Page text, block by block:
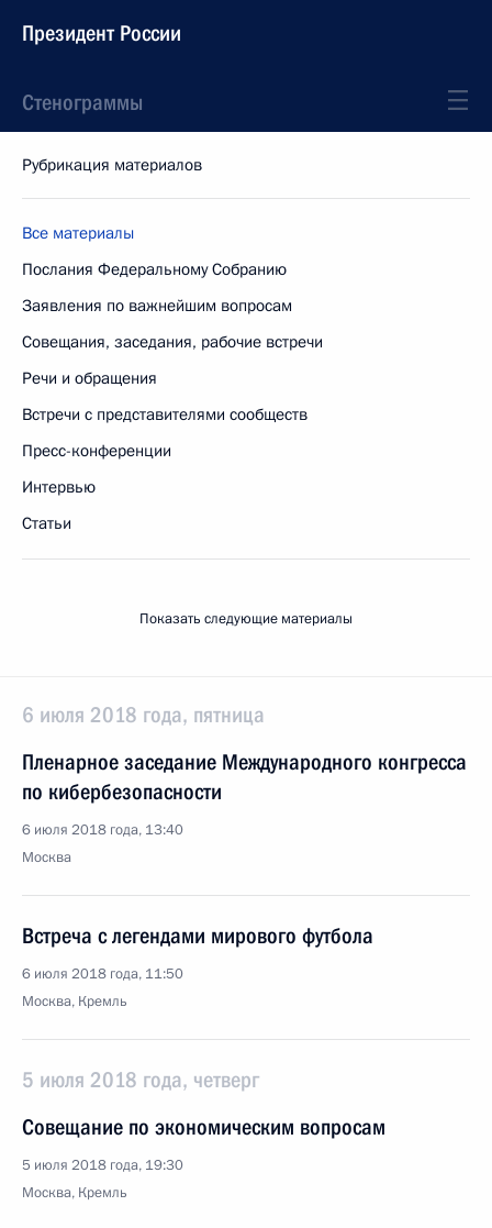
Президент России
Стенограммы
Рубрикация материалов
Все материалы
Послания Федеральному Собранию
Заявления по важнейшим вопросам
Совещания, заседания, рабочие встречи
Речи и обращения
Встречи с представителями сообществ
Пресс-конференции
Интервью
Статьи
Показать следующие материалы
6 июля 2018 года, пятница
Пленарное заседание Международного конгресса
по кибербезопасности
6 июля 2018 года, 13:40
Москва
Встреча с легендами мирового футбола
6 июля 2018 года, 11:50
Москва, Кремль
5 июля 2018 года, четверг
Совещание по экономическим вопросам
5 июля 2018 года, 19:30
Москва, Кремль